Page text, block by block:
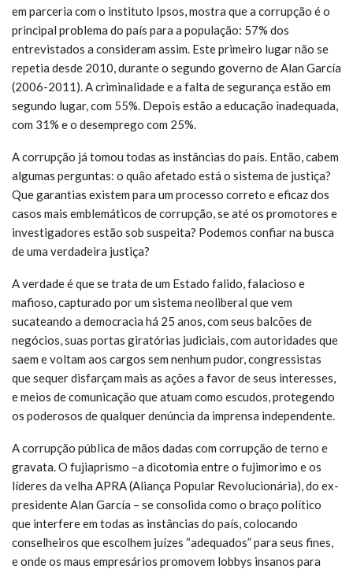
em parceria com o instituto Ipsos, mostra que a corrupção é o
principal problema do país para a população: 57% dos
entrevistados a consideram assim. Este primeiro lugar não se
repetia desde 2010, durante o segundo governo de Alan García
(2006-2011). A criminalidade e a falta de segurança estão em
segundo lugar, com 55%. Depois estão a educação inadequada,
com 31% e o desemprego com 25%.
A corrupção já tomou todas as instâncias do país. Então, cabem
algumas perguntas: o quão afetado está o sistema de justiça?
Que garantias existem para um processo correto e eficaz dos
casos mais emblemáticos de corrupção, se até os promotores e
investigadores estão sob suspeita? Podemos confiar na busca
de uma verdadeira justiça?
A verdade é que se trata de um Estado falido, falacioso e
mafioso, capturado por um sistema neoliberal que vem
sucateando a democracia há 25 anos, com seus balcões de
negócios, suas portas giratórias judiciais, com autoridades que
saem e voltam aos cargos sem nenhum pudor, congressistas
que sequer disfarçam mais as ações a favor de seus interesses,
e meios de comunicação que atuam como escudos, protegendo
os poderosos de qualquer denúncia da imprensa independente.
A corrupção pública de mãos dadas com corrupção de terno e
gravata. O fujiaprismo –a dicotomia entre o fujimorimo e os
líderes da velha APRA (Aliança Popular Revolucionária), do ex-
presidente Alan García – se consolida como o braço político
que interfere em todas as instâncias do país, colocando
conselheiros que escolhem juízes “adequados” para seus fines,
e onde os maus empresários promovem lobbys insanos para